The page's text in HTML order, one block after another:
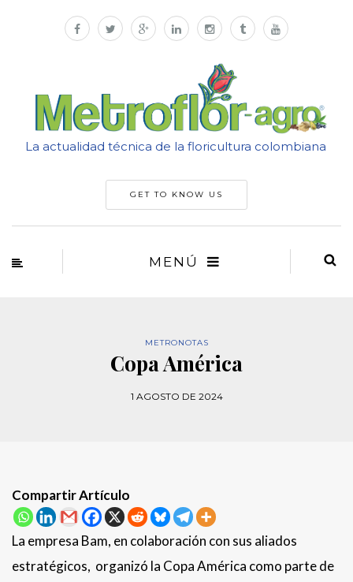
La actualidad técnica de la floricultura colombiana
GET TO KNOW US
MENÚ
METRONOTAS
Copa América
1 AGOSTO DE 2024
Compartir Artículo
La empresa Bam, en colaboración con sus aliados
estratégicos, organizó la Copa América como parte de